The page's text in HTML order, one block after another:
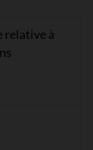
relative à